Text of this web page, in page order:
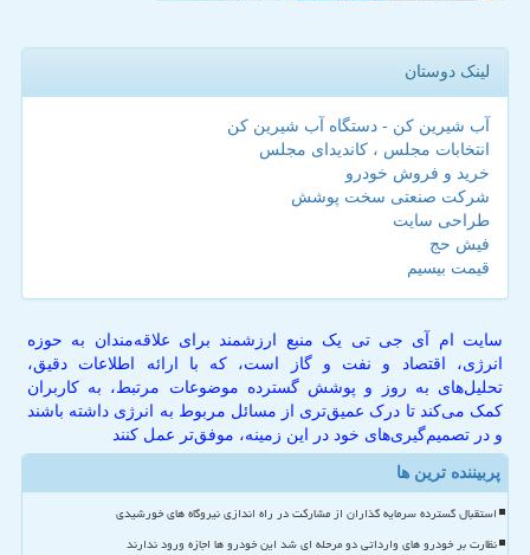
لینک دوستان
آب شیرین کن - دستگاه آب شیرین کن
انتخابات مجلس ، کاندیدای مجلس
خرید و فروش خودرو
شرکت صنعتی سخت پوشش
طراحی سایت
فیش حج
قیمت بیسیم
سایت ام آی جی تی یک منبع ارزشمند برای علاقه‌مندان به حوزه
انرژی، اقتصاد و نفت و گاز است، که با ارائه اطلاعات دقیق،
تحلیل‌های به روز و پوشش گسترده موضوعات مرتبط، به کاربران
کمک می‌کند تا درک عمیق‌تری از مسائل مربوط به انرژی داشته باشند
و در تصمیم‌گیری‌های خود در این زمینه، موفق‌تر عمل کنند
پربیننده ترین ها
استقبال گسترده سرمایه گذاران از مشارکت در راه اندازی نیروگاه های خورشیدی
نظارت بر خودرو های وارداتی دو مرحله ای شد این خودرو ها اجازه ورود ندارند